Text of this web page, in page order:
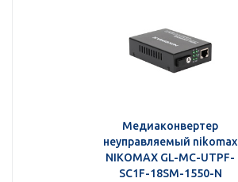
Медиаконвертер
неуправляемый nikomax
NIKOMAX GL-MC-UTPF-
SC1F-18SM-1550-N